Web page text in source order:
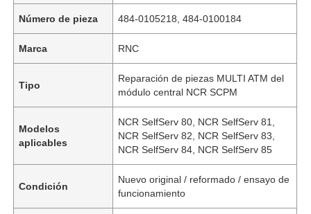
Número de pieza 484-0105218, 484-0100184
Marca RNC
Tipo
Reparación de piezas MULTI ATM del
módulo central NCR SCPM
Modelos
aplicables
NCR SelfServ 80, NCR SelfServ 81,
NCR SelfServ 82, NCR SelfServ 83,
NCR SelfServ 84, NCR SelfServ 85
Condición
Nuevo original / reformado / ensayo de
funcionamiento